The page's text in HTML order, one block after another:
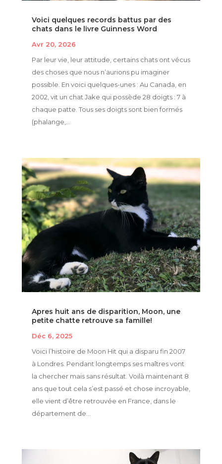
Voici quelques records battus par des
chats dans le livre Guinness Word
Avr 20, 2026
Par leur vie, leur attitude, certains chats ont vécus
des choses que nous n’aurions pu imaginer
possible. En voici quelques-unes : Au Canada, en
2002, vit un chat Jake qui possède 28 doigts : 7 à
chaque patte. Tous ses doigts sont bien formés
(phalange,...
Apres huit ans de disparition, Moon, une
petite chatte retrouve sa famille!
Déc 6, 2025
Voici l’histoire de Moon Hit qui a disparu fin 2007
à Londres. Pendant longtemps ses maîtres vont
la chercher mais sans résultat. Voilà maintenant 8
ans que tout cela s’est passé et chose incroyable,
elle vient d’être retrouvée en France, dans le
département de...